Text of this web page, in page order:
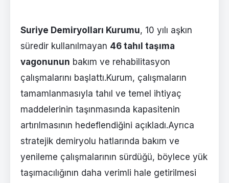
Suriye Demiryolları Kurumu, 10 yılı aşkın
süredir kullanılmayan 46 tahıl taşıma
vagonunun bakım ve rehabilitasyon
çalışmalarını başlattı.Kurum, çalışmaların
tamamlanmasıyla tahıl ve temel ihtiyaç
maddelerinin taşınmasında kapasitenin
artırılmasının hedeflendiğini açıkladı.Ayrıca
stratejik demiryolu hatlarında bakım ve
yenileme çalışmalarının sürdüğü, böylece yük
taşımacılığının daha verimli hale getirilmesi